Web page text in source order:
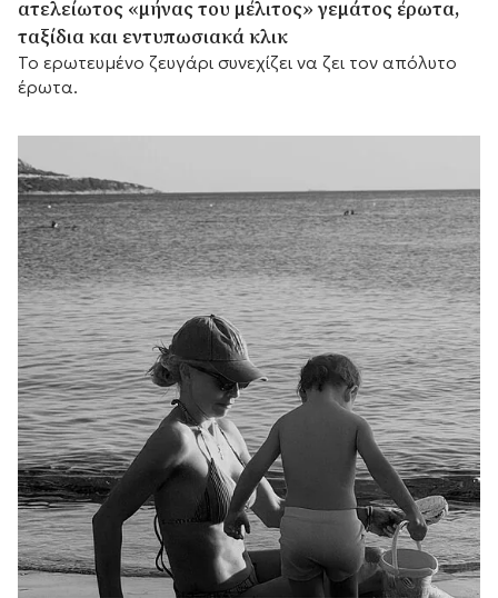
ατελείωτος «μήνας του μέλιτος» γεμάτος έρωτα,
ταξίδια και εντυπωσιακά κλικ
Το ερωτευμένο ζευγάρι συνεχίζει να ζει τον απόλυτο
έρωτα.